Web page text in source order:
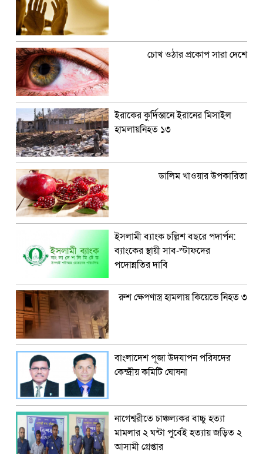
চোখ ওঠার প্রকোপ সারা দেশে
ইরাকের কুর্দিস্তানে ইরানের মিসাইল
হামলায়নিহত ১৩
ডালিম খাওয়ার উপকারিতা
ইসলামী ব্যাংক চল্লিশ বছরে পদার্পন:
ব্যাংকের স্থায়ী সাব-স্টাফদের
পদোন্নতির দাবি
রুশ ক্ষেপণাস্ত্র হামলায় কিয়েভে নিহত ৩
বাংলাদেশ পূজা উদযাপন পরিষদের
কেন্দ্রীয় কমিটি ঘোষনা
নাগেশ্বরীতে চাঞ্চল্যকর বাচ্চু হত্যা
মামলার ২ ঘন্টা পুর্বেই হত্যায় জড়িত ২
আসামী গ্রেপ্তার